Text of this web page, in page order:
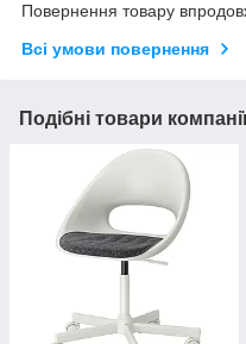
Повернення товару
Всі умови повернення
Подібні товари